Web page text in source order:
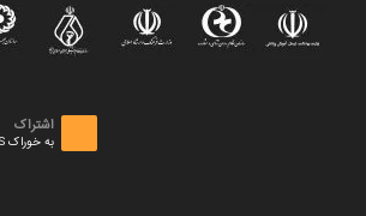
اشتراک
به خوراک RSS